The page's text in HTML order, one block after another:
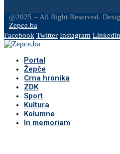
@2025 – All Right Reserved.
Zepce.ba
Facebook Twitter Instagram Linkedin
Portal
Žepče
Crna hronika
ZDK
Sport
Kultura
Kolumne
In memoriam